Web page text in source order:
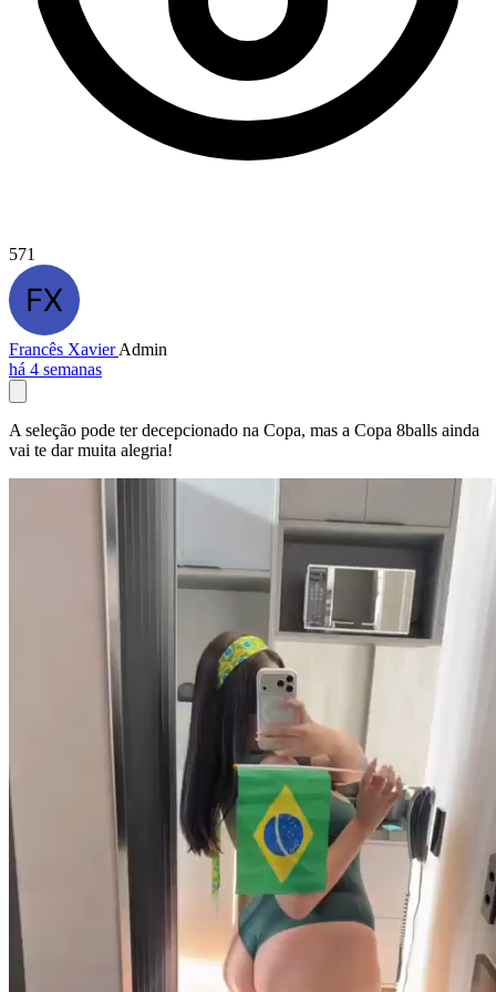
571
Francês XavierAdmin
há 4 semanas
A seleção pode ter decepcionado na Copa, mas a Copa 8balls ainda
vai te dar muita alegria!